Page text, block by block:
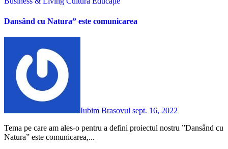
Dansând cu Natura” este comunicarea
Iubim Brasovul sept. 16, 2022
Tema pe care am ales-o pentru a defini proiectul nostru ”Dansând cu
Natura” este comunicarea,...